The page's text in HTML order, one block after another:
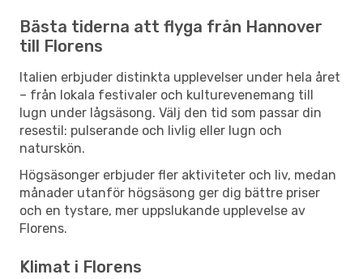
Bästa tiderna att flyga från Hannover
till Florens
Italien erbjuder distinkta upplevelser under hela året
– från lokala festivaler och kulturevenemang till
lugn under lågsäsong. Välj den tid som passar din
resestil: pulserande och livlig eller lugn och
naturskön.
Högsäsonger erbjuder fler aktiviteter och liv, medan
månader utanför högsäsong ger dig bättre priser
och en tystare, mer uppslukande upplevelse av
Florens.
Klimat i Florens